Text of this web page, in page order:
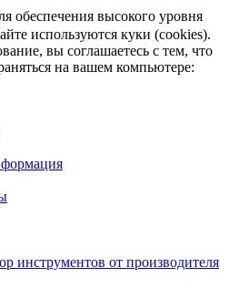
обеспечения высокого уровня
используются куки (cookies).
вы соглашаетесь с тем, что
на вашем компьютере:
инструментов от производителя